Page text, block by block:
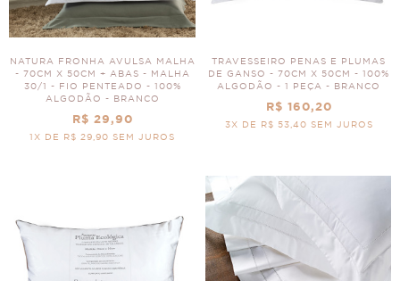
NATURA FRONHA AVULSA MALHA
- 70CM X 50CM + ABAS - MALHA
30/1 - FIO PENTEADO - 100%
ALGODÃO - BRANCO
R$ 29,90
1X DE R$ 29,90 SEM JUROS
TRAVESSEIRO PENAS E PLUMAS
DE GANSO - 70CM X 50CM - 100%
ALGODÃO - 1 PEÇA - BRANCO
R$ 160,20
3X DE R$ 53,40 SEM JUROS